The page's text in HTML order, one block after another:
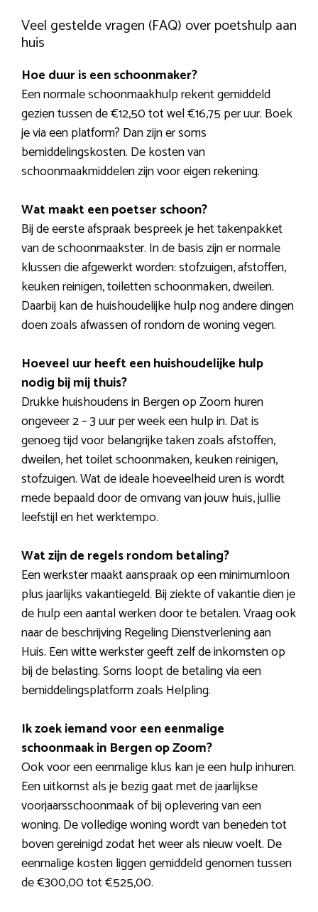
Veel gestelde vragen (FAQ) over poetshulp aan
huis
Hoe duur is een schoonmaker?
Een normale schoonmaakhulp rekent gemiddeld
gezien tussen de €12,50 tot wel €16,75 per uur. Boek
je via een platform? Dan zijn er soms
bemiddelingskosten. De kosten van
schoonmaakmiddelen zijn voor eigen rekening.
Wat maakt een poetser schoon?
Bij de eerste afspraak bespreek je het takenpakket
van de schoonmaakster. In de basis zijn er normale
klussen die afgewerkt worden: stofzuigen, afstoffen,
keuken reinigen, toiletten schoonmaken, dweilen.
Daarbij kan de huishoudelijke hulp nog andere dingen
doen zoals afwassen of rondom de woning vegen.
Hoeveel uur heeft een huishoudelijke hulp
nodig bij mij thuis?
Drukke huishoudens in Bergen op Zoom huren
ongeveer 2 – 3 uur per week een hulp in. Dat is
genoeg tijd voor belangrijke taken zoals afstoffen,
dweilen, het toilet schoonmaken, keuken reinigen,
stofzuigen. Wat de ideale hoeveelheid uren is wordt
mede bepaald door de omvang van jouw huis, jullie
leefstijl en het werktempo.
Wat zijn de regels rondom betaling?
Een werkster maakt aanspraak op een minimumloon
plus jaarlijks vakantiegeld. Bij ziekte of vakantie dien je
de hulp een aantal werken door te betalen. Vraag ook
naar de beschrijving Regeling Dienstverlening aan
Huis. Een witte werkster geeft zelf de inkomsten op
bij de belasting. Soms loopt de betaling via een
bemiddelingsplatform zoals Helpling.
Ik zoek iemand voor een eenmalige
schoonmaak in Bergen op Zoom?
Ook voor een eenmalige klus kan je een hulp inhuren.
Een uitkomst als je bezig gaat met de jaarlijkse
voorjaarsschoonmaak of bij oplevering van een
woning. De volledige woning wordt van beneden tot
boven gereinigd zodat het weer als nieuw voelt. De
eenmalige kosten liggen gemiddeld genomen tussen
de €300,00 tot €525,00.